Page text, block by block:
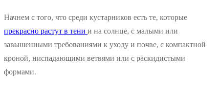
Начнем с того, что среди кустарников есть те, которые
прекрасно растут в тени и на солнце, с малыми или
завышенными требованиями к уходу и почве, с компактной
кроной, ниспадающими ветвями или с раскидистыми
формами.